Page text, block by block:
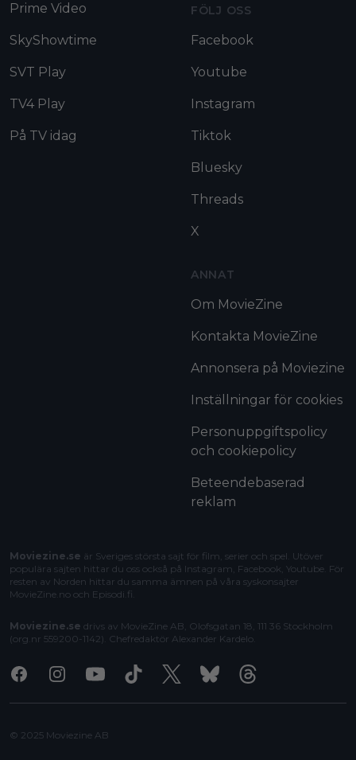
Prime Video
SkyShowtime
SVT Play
TV4 Play
På TV idag
FÖLJ OSS
Facebook
Youtube
Instagram
Tiktok
Bluesky
Threads
X
ANNAT
Om MovieZine
Kontakta MovieZine
Annonsera på Moviezine
Inställningar för cookies
Personuppgiftspolicy
och cookiepolicy
Beteendebaserad
reklam
Moviezine.se är Sveriges största sajt för film, serier och spel. Utöver
populära sajten hittar du oss också på Instagram, Facebook, Youtube. För
resten av Norden hittar du samma ämnen på våra syskonsajter
MovieZine.no och Episodi.fi
Moviezine.se drivs av MovieZine AB, Olofsgatan 18, 111 36 Stockholm
(org.nr 559200-1142). Chefredaktör Alexander Kardelo
FacebookInstagramYoutubeTiktok X BlueskyThreads
© 2025 Moviezine AB